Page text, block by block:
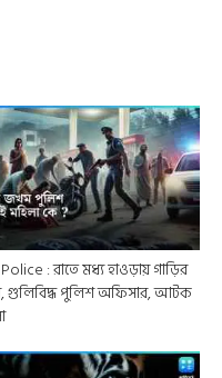
: রাতে মধ্য হাওড়ায় গাড়ির
গুলিবিদ্ধ পুলিশ অফিসার, আটক